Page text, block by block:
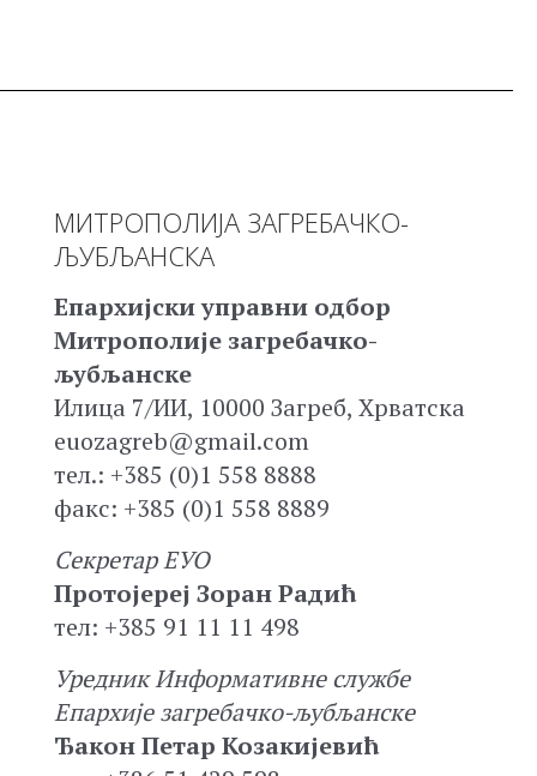
МИТРОПОЛИЈА ЗАГРЕБАЧКО-
ЉУБЉАНСКА
Епархијски управни одбор
Митрополије загребачко-
љубљанске
Илица 7/ИИ, 10000 Загреб, Хрватска
euozagreb@gmail.com
тел.: +385 (0)1 558 8888
факс: +385 (0)1 558 8889
Секретар ЕУО
Протојереј Зоран Радић
тел: +385 91 11 11 498
Уредник Информативне службе
Епархије загребачко-љубљанске
Ђакон Петар Козакијевић